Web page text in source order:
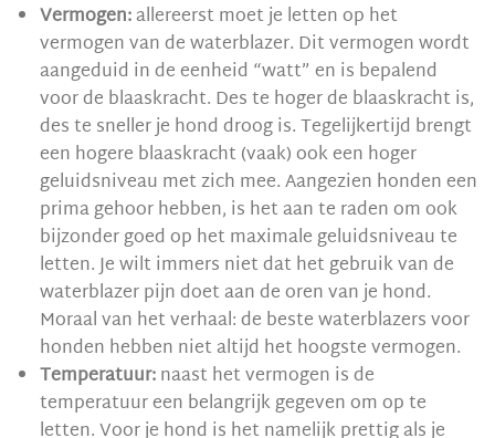
Vermogen:allereerst moet je letten op het
vermogen van de waterblazer. Dit vermogen wordt
aangeduid in de eenheid “watt” en is bepalend
voor de blaaskracht. Des te hoger de blaaskracht is,
des te sneller je hond droog is. Tegelijkertijd brengt
een hogere blaaskracht (vaak) ook een hoger
geluidsniveau met zich mee. Aangezien honden een
prima gehoor hebben, is het aan te raden om ook
bijzonder goed op het maximale geluidsniveau te
letten. Je wilt immers niet dat het gebruik van de
waterblazer pijn doet aan de oren van je hond.
Moraal van het verhaal: de beste waterblazers voor
honden hebben niet altijd het hoogste vermogen.
Temperatuur:naast het vermogen is de
temperatuur een belangrijk gegeven om op te